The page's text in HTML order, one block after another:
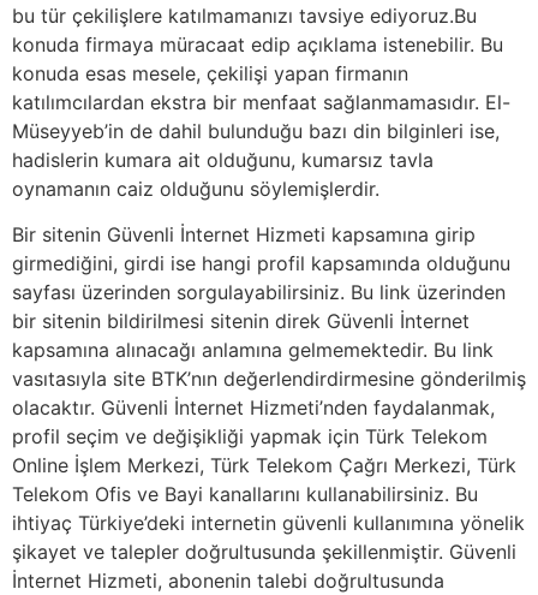
bu tür çekilişlere katılmamanızı tavsiye ediyoruz.Bu
konuda firmaya müracaat edip açıklama istenebilir. Bu
konuda esas mesele, çekilişi yapan firmanın
katılımcılardan ekstra bir menfaat sağlanmamasıdır. El-
Müseyyeb’in de dahil bulunduğu bazı din bilginleri ise,
hadislerin kumara ait olduğunu, kumarsız tavla
oynamanın caiz olduğunu söylemişlerdir.
Bir sitenin Güvenli İnternet Hizmeti kapsamına girip
girmediğini, girdi ise hangi profil kapsamında olduğunu
sayfası üzerinden sorgulayabilirsiniz. Bu link üzerinden
bir sitenin bildirilmesi sitenin direk Güvenli İnternet
kapsamına alınacağı anlamına gelmemektedir. Bu link
vasıtasıyla site BTK’nın değerlendirdirmesine gönderilmiş
olacaktır. Güvenli İnternet Hizmeti’nden faydalanmak,
profil seçim ve değişikliği yapmak için Türk Telekom
Online İşlem Merkezi, Türk Telekom Çağrı Merkezi, Türk
Telekom Ofis ve Bayi kanallarını kullanabilirsiniz. Bu
ihtiyaç Türkiye’deki internetin güvenli kullanımına yönelik
şikayet ve talepler doğrultusunda şekillenmiştir. Güvenli
İnternet Hizmeti, abonenin talebi doğrultusunda